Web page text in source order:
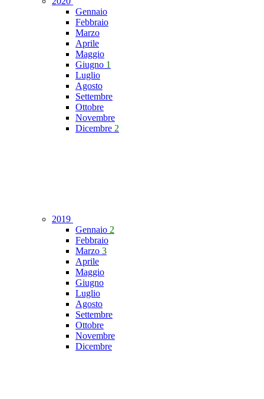
Gennaio
Febbraio
Marzo
Aprile
Maggio
Giugno 1
Luglio
Agosto
Settembre
Ottobre
Novembre
Dicembre 2
2019
Gennaio 2
Febbraio
Marzo 3
Aprile
Maggio
Giugno
Luglio
Agosto
Settembre
Ottobre
Novembre
Dicembre